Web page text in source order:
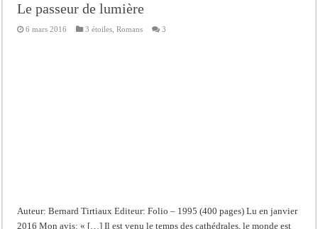
Le passeur de lumière
6 mars 2016 3 étoiles ,Romans 3
Auteur: Bernard Tirtiaux Editeur: Folio – 1995 (400 pages) Lu en janvier
2016 Mon avis: « […] Il est venu le temps des cathédrales, le monde est